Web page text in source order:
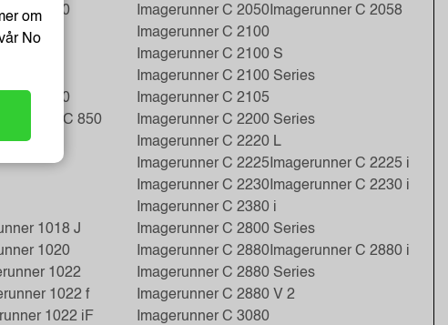
C 700
C 800
C 850
1018 J
1020
1022
1022 f
1022 iF
Imagerunner C 2050 Imagerunner C 2058
Imagerunner C 2100
Imagerunner C 2100 S
Imagerunner C 2100 Series
Imagerunner C 2105
Imagerunner C 2200 Series
Imagerunner C 2220 L
Imagerunner C 2225 Imagerunner C 2225 i
Imagerunner C 2230 Imagerunner C 2230 i
Imagerunner C 2380 i
Imagerunner C 2800 Series
Imagerunner C 2880 Imagerunner C 2880 i
Imagerunner C 2880 Series
Imagerunner C 2880 V 2
Imagerunner C 3080
om
No